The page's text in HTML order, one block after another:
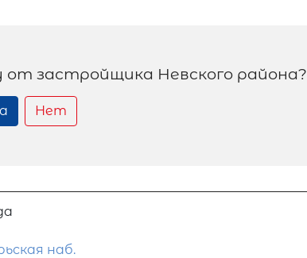
застройщика Невского района?
Нет
наб.